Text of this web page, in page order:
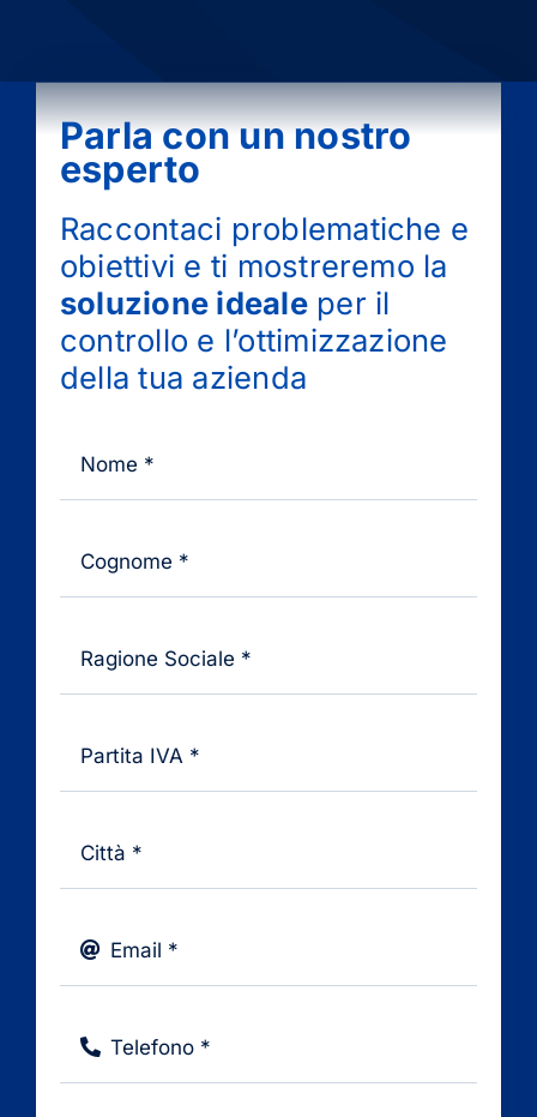
Parla con un nostro
esperto
Raccontaci problematiche e
obiettivi e ti mostreremo la
soluzione idealeper il
controllo e l’ottimizzazione
della tua azienda